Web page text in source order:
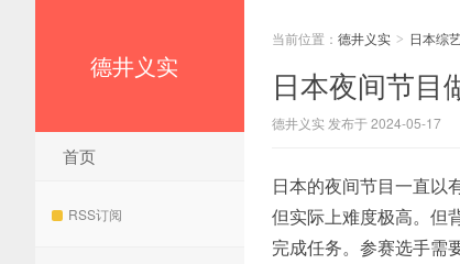
德井义实
首页
RSS订阅
当前位置： 德井义实 > 日本综
日本夜间节目
德井义实 发布于 2024-05-17
日本的夜间节目一直以
但实际上难度极高。但
完成任务。参赛选手需